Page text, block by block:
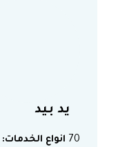
يد بيد
70 انواع الخدمات: